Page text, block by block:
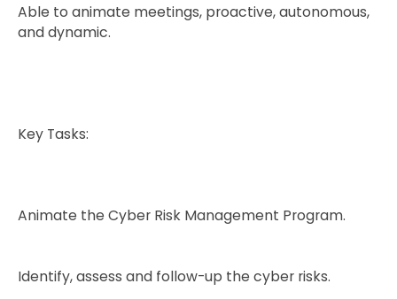
Able to animate meetings, proactive, autonomous,
and dynamic.
Key Tasks:
Animate the Cyber Risk Management Program.
Identify, assess and follow-up the cyber risks.